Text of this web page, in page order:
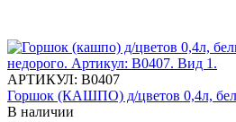
АРТИКУЛ: В0407
Горшок (КАШПО) д/цветов 0,4л,
В наличии